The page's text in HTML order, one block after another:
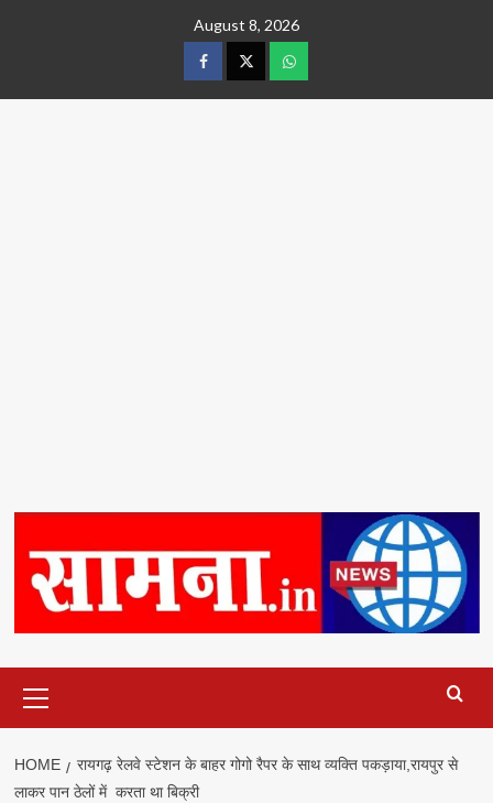
August 8, 2026
facebooktwitterwtsp
Menu
HOME
रायगढ़ रेलवे स्टेशन के बाहर गोगो रैपर के साथ व्यक्ति पकड़ाया,रायपुर से
लाकर पान ठेलों में करता था बिक्री